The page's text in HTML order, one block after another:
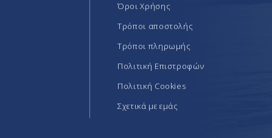
Όροι Χρήσης
Τρόποι αποστολής
Τρόποι πληρωμής
Πολιτική Επιστροφών
Πολιτική Cookies
Σχετικά με εμάς